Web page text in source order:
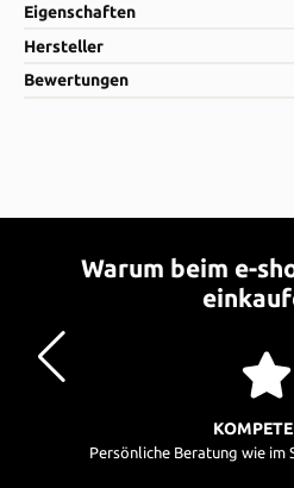
Eigenschaften
Hersteller
Bewertungen
Warum beim e-
Persönliche Beratung wie im